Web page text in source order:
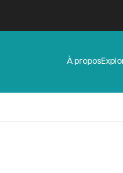
Menu
de
À propos